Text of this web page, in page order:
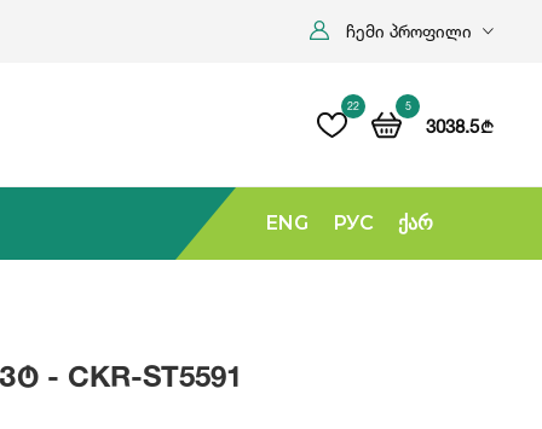
ჩემი პროფილი
22 5
3038.5b
ENG РУС Ქარ
- CKR-ST5591